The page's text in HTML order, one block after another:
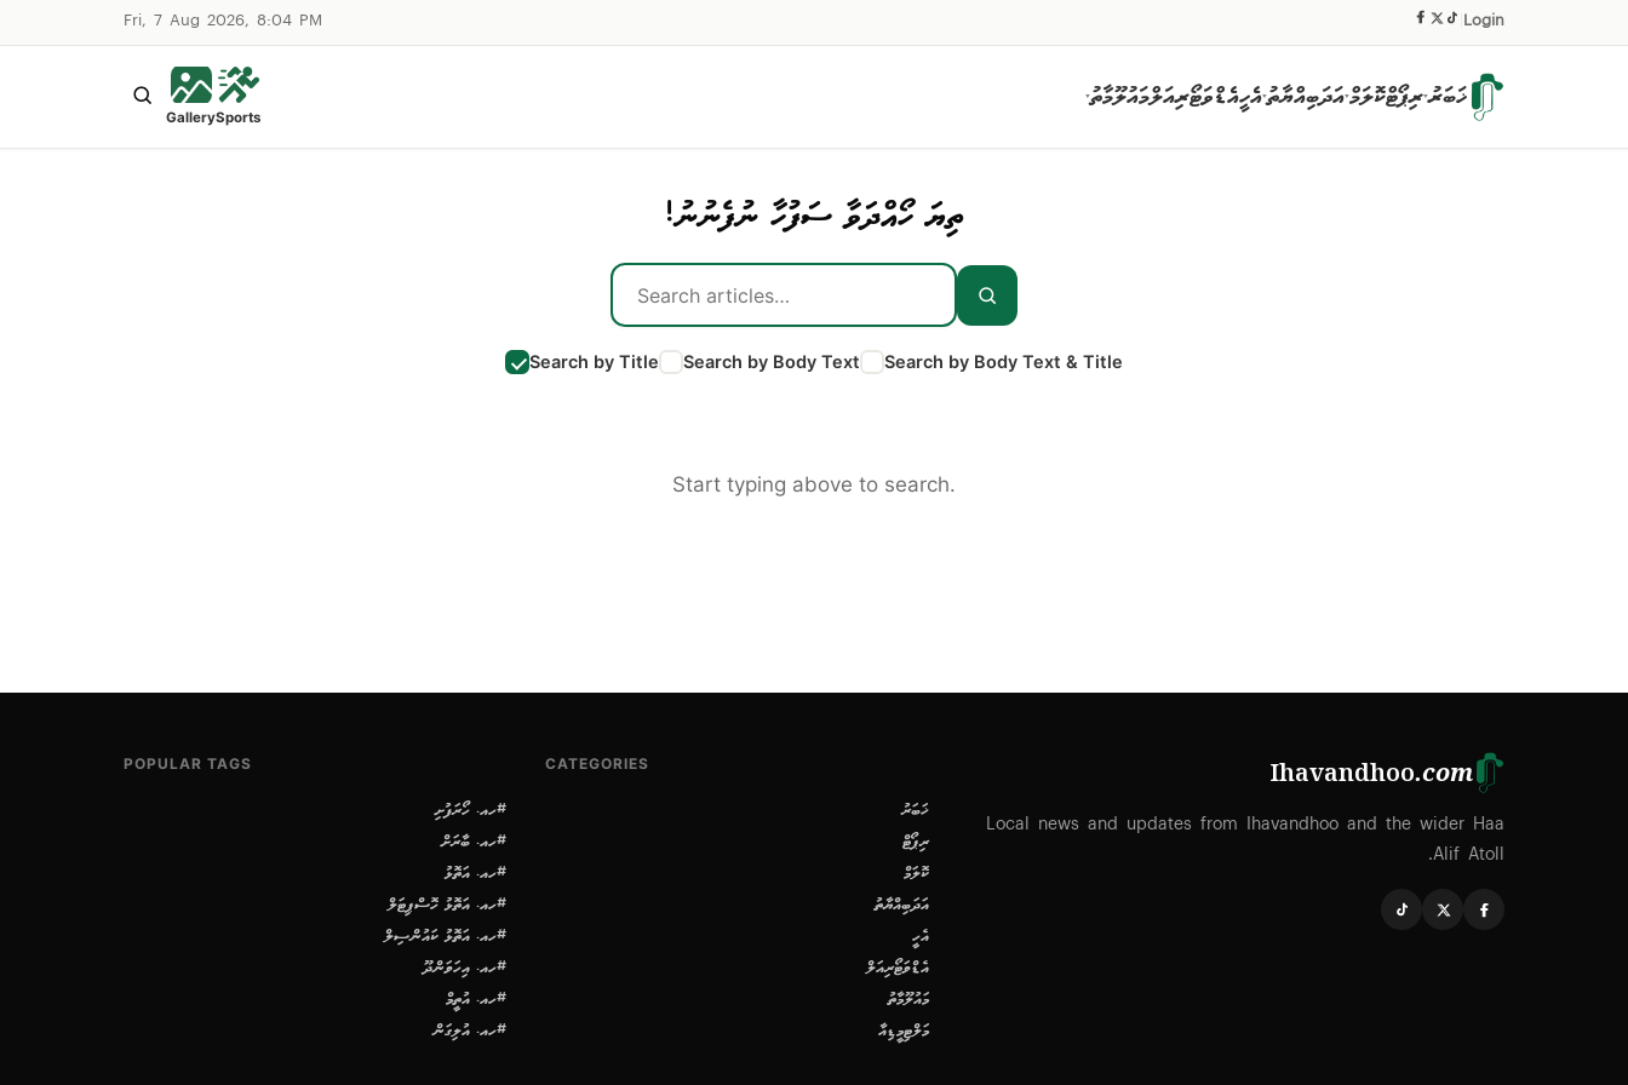
Fri, 7 Aug 2026, 8:04 PM Login
ޚަބަރު▾ރިޕޯޓްކޮލަމް▾އަދަބިއްޔާތު▾އެހީއެޑްވަޓޯރިއަލްމައުލޫމާތު▾
Sports
Gallery
ތިޔަ ހޯއްދަވާ ސަފުހާ ނުފެނުނު!
Search by Title Search by Body Text Search by Body Text & Title
Start typing above to search.
Ihavandhoo.com
Local news and updates from Ihavandhoo and the wider Haa
Alif Atoll.
CATEGORIES
ޚަބަރު
ރިޕޯޓް
ކޮލަމް
އަދަބިއްޔާތު
އެހީ
އެޑްވަޓޯރިއަލް
މައުލޫމާތު
މަލްޓިމީޑިއާ
POPULAR TAGS
#ހއ. ހޯރަފުށި
#ހއ. ބާރަށް
#ހއ. އަތޮޅު
#ހއ. އަތޮޅު ހޮސްޕިޓަލް
#ހއ. އަތޮޅު ކައުންސިލް
#ހއ. އިހަވަންދޫ
#ހއ. އުތީމް
#ހއ. އުލިގަން